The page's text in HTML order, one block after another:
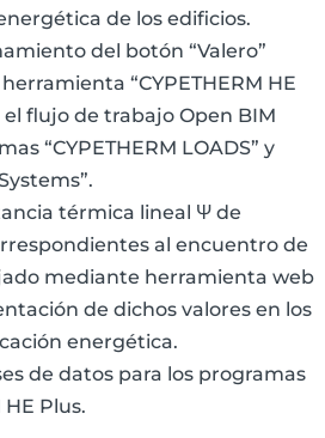
de los edificios.
del botón “Valero”
“CYPETHERM HE
el flujo de trabajo Open BIM
“CYPETHERM LOADS” y
térmica lineal Ψ de
al encuentro de
mediante herramienta web
de dichos valores en los
energética.
de datos para los programas
HE Plus.